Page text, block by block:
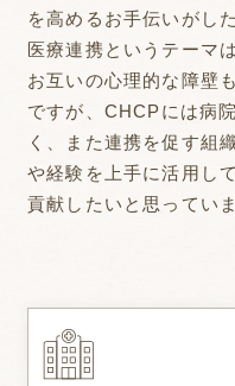
を高めるお手伝いがした
医療連携というテーマ
お互いの心理的な障壁
ですが、CHCPには病
く、また連携を促す組
や経験を上手に活用し
貢献したいと思っていま